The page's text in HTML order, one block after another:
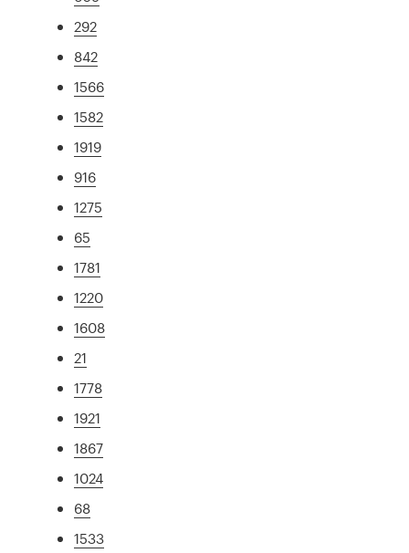
292
842
1566
1582
1919
916
1275
65
1781
1220
1608
21
1778
1921
1867
1024
68
1533